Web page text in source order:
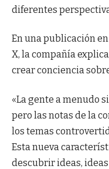
diferentes
En una publicación
X, la compañía
crear conciencia
«La gente a menudo
pero las notas de la
los temas
Esta nueva
descubrir ideas,